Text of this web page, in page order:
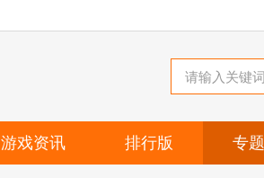
游戏资讯 排行版 专